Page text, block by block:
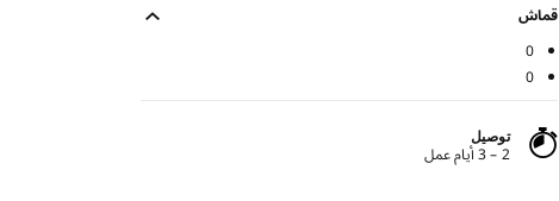
قماش
0
0
توصيل
2 – 3 أيام عمل